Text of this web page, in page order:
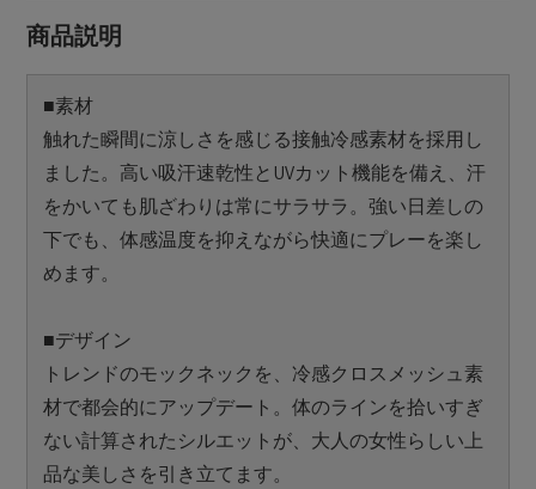
商品説明
■素材
触れた瞬間に涼しさを感じる接触冷感素材を採用し
ました。高い吸汗速乾性とUVカット機能を備え、汗
をかいても肌ざわりは常にサラサラ。強い日差しの
下でも、体感温度を抑えながら快適にプレーを楽し
めます。
■デザイン
トレンドのモックネックを、冷感クロスメッシュ素
材で都会的にアップデート。体のラインを拾いすぎ
ない計算されたシルエットが、大人の女性らしい上
品な美しさを引き立てます。